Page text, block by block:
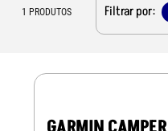
1 PRODUTOS Filtrar por: